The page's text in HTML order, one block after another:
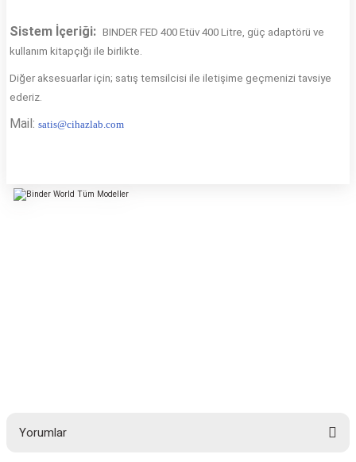
Sistem İçeriği: BINDER FED 400 Etüv 400 Litre, güç adaptörü ve
kullanım kitapçığı ile birlikte.
Diğer aksesuarlar için; satış temsilcisi ile iletişime geçmenizi tavsiye
ederiz.
Mail: satis@cihazlab.com
Yorumlar